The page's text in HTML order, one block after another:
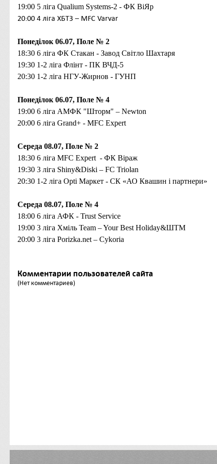
19:00 5 ліга Qualium Systems-2 - ФК ВіЯр
20:00 4 ліга ХБТЗ – MFC Varvar
Понеділок 06.07, Поле № 2
18:30 6 ліга ФК Стакан - Завод Світло Шахтаря
19:30 1-2 ліга Флінт - ПК ВЧД-5
20:30 1-2 ліга НГУ-Жирнов - ГУНП
Понеділок 06.07, Поле № 4
19:00 6 ліга АМФК "Шторм" – Newton
20:00 6 ліга Grand+ - MFC Expert
Середа 08.07, Поле № 2
18:30 6 ліга MFC Expert - ФК Віраж
19:30 3 ліга Shiny&Diski – FC Triolan
20:30 1-2 ліга Opti Маркет - СК «АО Квашин і партнери»
Середа 08.07, Поле № 4
18:00 6 ліга АФК - Trust Service
19:00 3 ліга Хміль Team – Your Best Holiday&ШТМ
20:00 3 ліга Porizka.net – Cykoria
Комментарии пользователей сайта
(Нет комментариев)